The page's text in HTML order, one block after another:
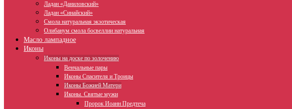
Ладан «Даниловский»
Ладан «Синайский»
Смола натуральная экзотическая
Олибанум смола босвеллии натуральная
Масло лампадное
Иконы
Иконы на доске по золочению
Венчальные пары
Иконы Спасителя и Троицы
Иконы Божией Матери
Иконы. Святые мужи
Пророк Иоанн Предтеча